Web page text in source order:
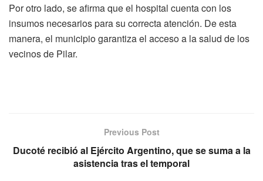
Por otro lado, se afirma que el hospital cuenta con los
insumos necesarios para su correcta atención. De esta
manera, el municipio garantiza el acceso a la salud de los
vecinos de Pilar.
Previous Post
Ducoté recibió al Ejército Argentino, que se suma a la
asistencia tras el temporal